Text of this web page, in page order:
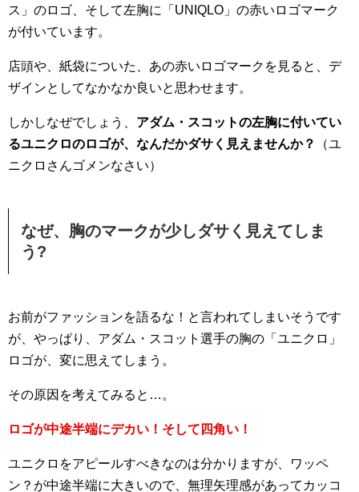
ス」のロゴ、そして左胸に「UNIQLO」の赤いロゴマーク
が付いています。
店頭や、紙袋についた、あの赤いロゴマークを見ると、デ
ザインとしてなかなか良いと思わせます。
しかしなぜでしょう、 アダム・スコットの左胸に付いてい
るユニクロのロゴが、なんだかダサく見えませんか？
（ユ
ニクロさんゴメンなさい）
なぜ、胸のマークが少しダサく見えてしま
う?
お前がファッションを語るな！と言われてしまいそうです
が、やっぱり、アダム・スコット選手の胸の「ユニクロ」
ロゴが、変に思えてしまう。
その原因を考えてみると…。
ロゴが中途半端にデカい！そして四角い！
ユニクロをアピールすべきなのは分かりますが、ワッペ
ン？が中途半端に大きいので、無理矢理感があってカッコ